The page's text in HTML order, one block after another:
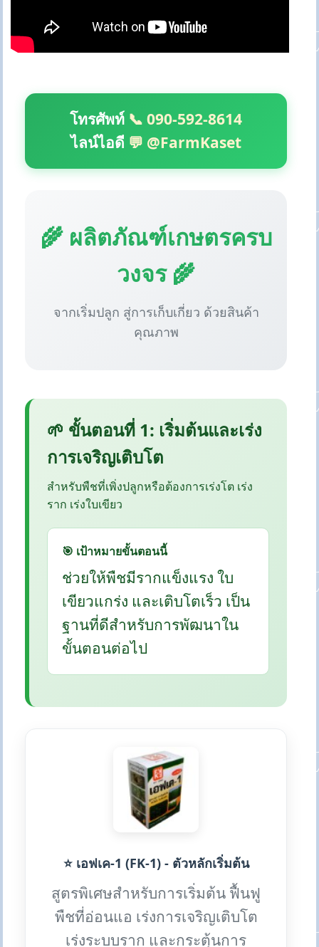
โทรศัพท์ 📞 090-592-8614
ไลน์ไอดี 💬 @FarmKaset
🌾 ผลิตภัณฑ์เกษตรครบ
วงจร 🌾
จากเริ่มปลูก สู่การเก็บเกี่ยว ด้วยสินค้า
คุณภาพ
🌱 ขั้นตอนที่ 1: เริ่มต้นและเร่ง
การเจริญเติบโต
สำหรับพืชที่เพิ่งปลูกหรือต้องการเร่งโต เร่ง
ราก เร่งใบเขียว
🎯 เป้าหมายขั้นตอนนี้
ช่วยให้พืชมีรากแข็งแรง ใบ
เขียวแกร่ง และเติบโตเร็ว เป็น
ฐานที่ดีสำหรับการพัฒนาใน
ขั้นตอนต่อไป
⭐ เอฟเค-1 (FK-1) - ตัวหลักเริ่มต้น
สูตรพิเศษสำหรับการเริ่มต้น ฟื้นฟู
พืชที่อ่อนแอ เร่งการเจริญเติบโต
เร่งระบบราก และกระตุ้นการ